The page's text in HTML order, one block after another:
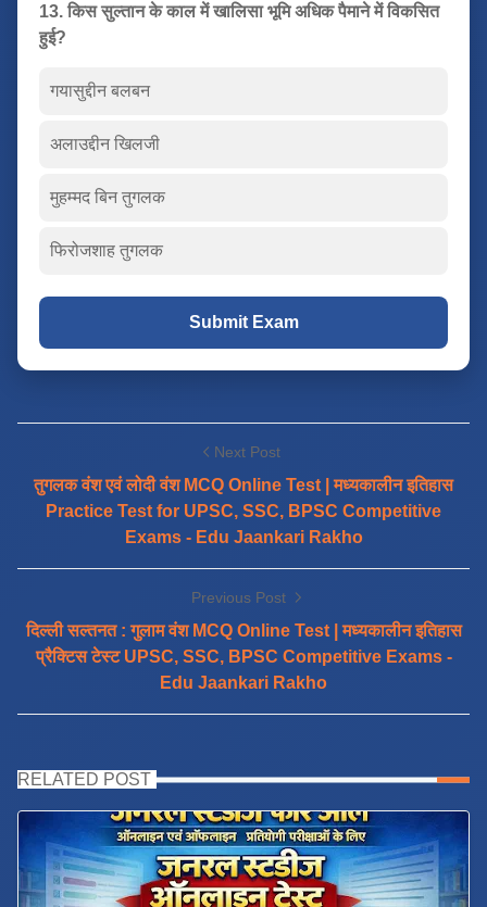
13. किस सुल्तान के काल में खालिसा भूमि अधिक पैमाने में विकसित
हुई?
गयासुद्दीन बलबन
अलाउद्दीन खिलजी
मुहम्मद बिन तुगलक
फिरोजशाह तुगलक
Submit Exam
Next Post
तुगलक वंश एवं लोदी वंश MCQ Online Test | मध्यकालीन इतिहास
Practice Test for UPSC, SSC, BPSC Competitive
Exams - Edu Jaankari Rakho
Previous Post
दिल्ली सल्तनत : गुलाम वंश MCQ Online Test | मध्यकालीन इतिहास
प्रैक्टिस टेस्ट UPSC, SSC, BPSC Competitive Exams -
Edu Jaankari Rakho
RELATED POST